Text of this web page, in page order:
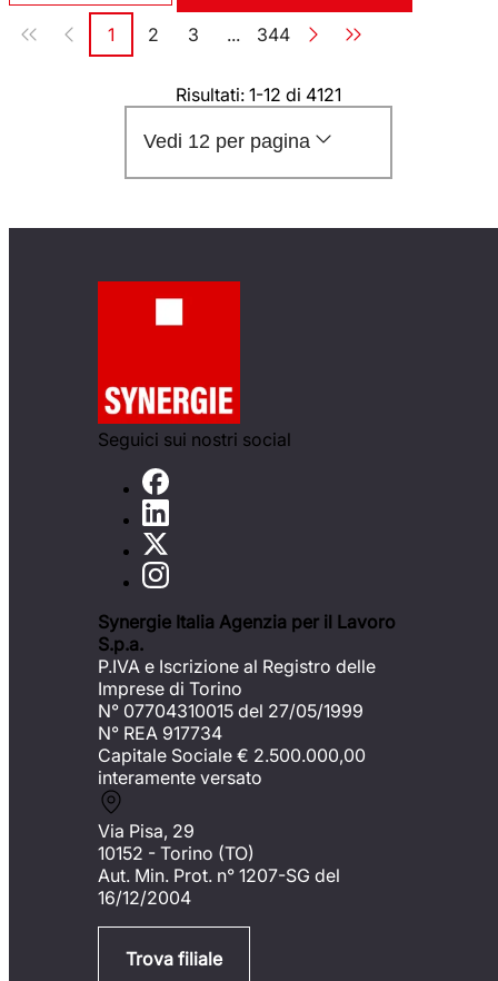
Paginazione
Pagina
1 Pagina
2 Pagina
3 ... Pagina
344
Risultati: 1-12 di 4121
Vedi 12 per pagina
Seguici sui nostri social
Synergie Italia Agenzia per il Lavoro
S.p.a.
P.IVA e Iscrizione al Registro delle
Imprese di Torino
N° 07704310015 del 27/05/1999
N° REA 917734
Capitale Sociale € 2.500.000,00
interamente versato
Via Pisa, 29
10152 - Torino (TO)
Aut. Min. Prot. n° 1207-SG del
16/12/2004
Trova filiale